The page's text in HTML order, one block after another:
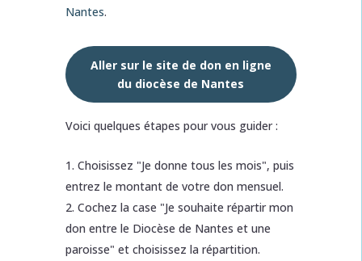
Nantes.
Aller sur le site de don en ligne
du diocèse de Nantes
Voici quelques étapes pour vous guider :
Choisissez "Je donne tous les mois", puis
entrez le montant de votre don mensuel.
Cochez la case "Je souhaite répartir mon
don entre le Diocèse de Nantes et une
paroisse" et choisissez la répartition.